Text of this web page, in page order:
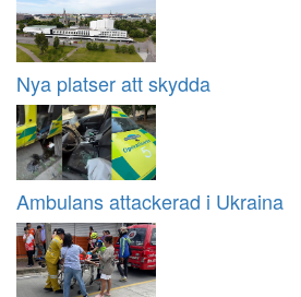
Nya platser att skydda
Ambulans attackerad i Ukraina